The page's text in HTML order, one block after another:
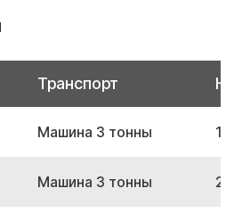
Транспорт
Машина 3 тонны
Машина 3 тонны